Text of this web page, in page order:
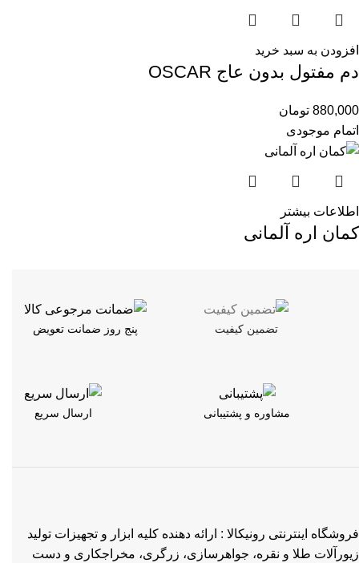
افزودن به سبد خرید
دم مفتول بدون عاج OSCAR
880,000 تومان
اتمام موجودی
اطلاعات بیشتر
کمان اره آلمانی
تضمین کیفیت پنج روز ضمانت تعویض
مشاوره و پشتیبانی ارسال سریع
فروشگاه اینترنتی رونیکالا : ارائه دهنده کلیه ابزار و تجهیزات تولید
زیورآلات طلا و نقره، جواهرسازی، زرگری، مخراجکاری و دست